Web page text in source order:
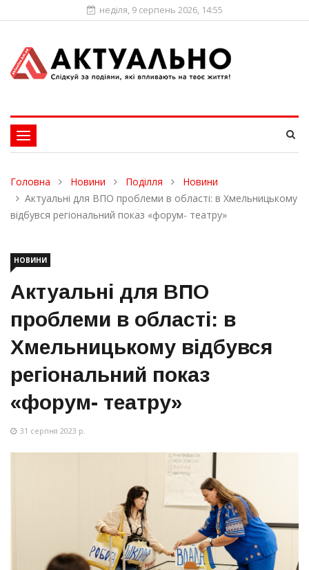
неділя, 9 серпень 2026, 14:55
Toggle
navigation
Головна Новини Поділля
Новини
Актуальні для ВПО проблеми в області: в Хмельницькому
відбувся регіональний показ «форум- театру»
НОВИНИ
Актуальні для ВПО
проблеми в області: в
Хмельницькому відбувся
регіональний показ
«форум- театру»
31 серпня 2023 р.